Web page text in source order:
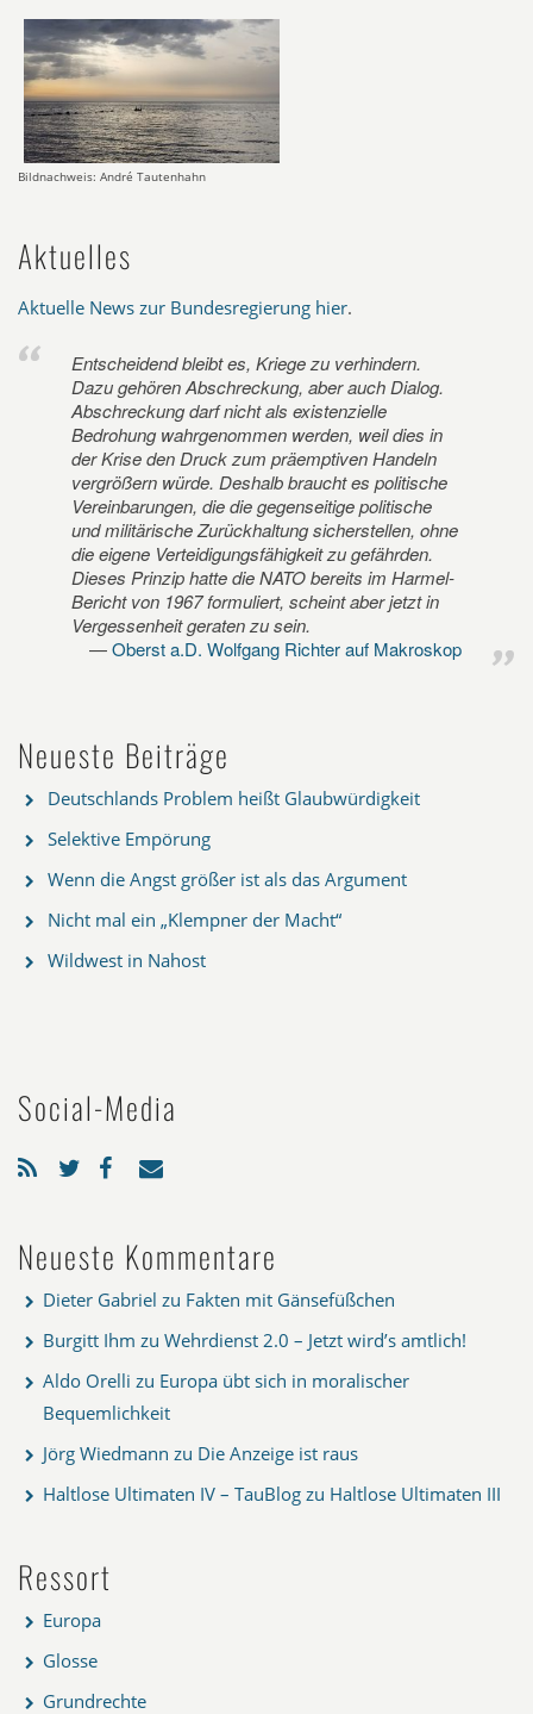
Bildnachweis: André Tautenhahn
Aktuelles
Aktuelle News zur Bundesregierung hier.
Entscheidend bleibt es, Kriege zu verhindern.
Dazu gehören Abschreckung, aber auch Dialog.
Abschreckung darf nicht als existenzielle
Bedrohung wahrgenommen werden, weil dies in
der Krise den Druck zum präemptiven Handeln
vergrößern würde. Deshalb braucht es politische
Vereinbarungen, die die gegenseitige politische
und militärische Zurückhaltung sicherstellen, ohne
die eigene Verteidigungsfähigkeit zu gefährden.
Dieses Prinzip hatte die NATO bereits im Harmel-
Bericht von 1967 formuliert, scheint aber jetzt in
Vergessenheit geraten zu sein.
Oberst a.D. Wolfgang Richter auf Makroskop
Neueste Beiträge
Deutschlands Problem heißt Glaubwürdigkeit
Selektive Empörung
Wenn die Angst größer ist als das Argument
Nicht mal ein „Klempner der Macht“
Wildwest in Nahost
Social-Media
Neueste Kommentare
Dieter Gabriel zu Fakten mit Gänsefüßchen
Burgitt Ihm zu Wehrdienst 2.0 – Jetzt wird’s amtlich!
Aldo Orelli zu Europa übt sich in moralischer
Bequemlichkeit
Jörg Wiedmann zu Die Anzeige ist raus
Haltlose Ultimaten IV – TauBlog zu Haltlose Ultimaten III
Ressort
Europa
Glosse
Grundrechte